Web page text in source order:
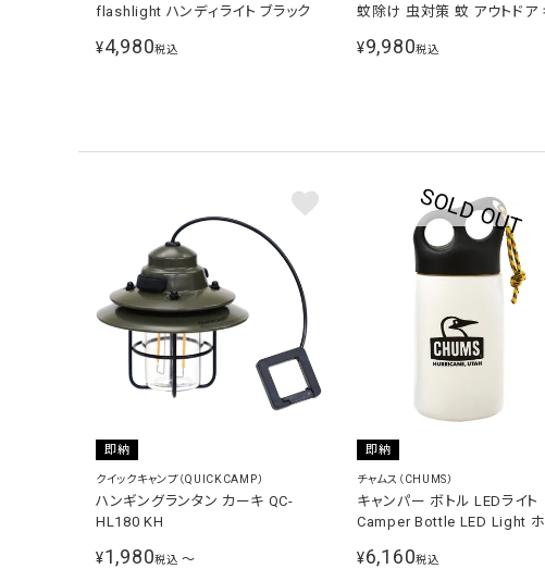
flashlight ハンディライト ブラック
¥4,980税込
蚊除け 虫対策 蚊 アウトドア
イト ワークライト 防災ライト
¥9,980税込
即納
クイックキャンプ（QUICKCAMP）
ハンギングランタン カーキ QC-
HL180 KH
¥1,980税込 〜
即納
チャムス（CHUMS）
キャンパー ボトル LEDライト
Camper Bottle LED Light ホ
¥6,160税込